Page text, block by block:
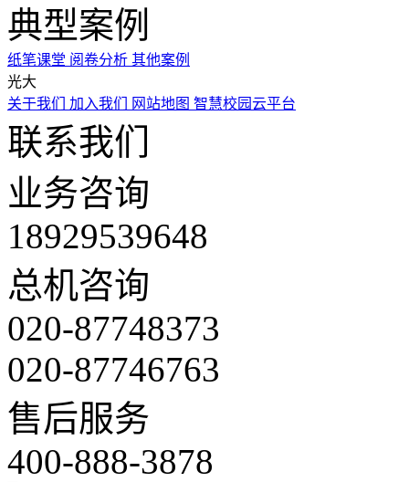
典型案例
纸笔课堂 阅卷分析 其他案例
光大
关于我们 加入我们 网站地图 智慧校园云平台
联系我们
业务咨询
18929539648
总机咨询
020-87748373
020-87746763
售后服务
400-888-3878